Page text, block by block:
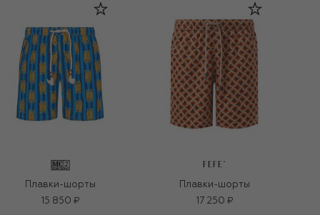
Плавки-шорты
15 850 ₽
FEFE`
Плавки-шорты
17 250 ₽